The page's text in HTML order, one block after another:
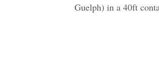
Guelph) in a 40ft